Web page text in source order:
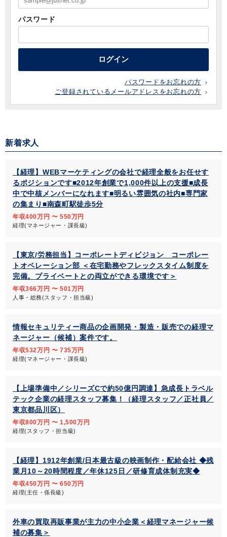
パスワード
ログイン
パスワードをお忘れの方
ご登録されているメールアドレスをお忘れの方
新着求人
【経理】WEBマーケティングの会社で経理全般をお任せす
るポジションです■2012年創業で1,000件以上の支援■成長
中で中核メンバーになれます■明るい雰囲気の社内■専門家
の集まり■南森町駅徒歩5分
年収400万円 〜 550万円
経理(マネージャー・課長級)
【東京/労務担当】コーポレートディビジョン コーポレー
トオペレーション部 ＜在宅勤務やフレックスタイム制度を
完備。プライベートとの両立ができる環境です＞
年収366万円 〜 501万円
人事・総務(スタッフ・担当級)
情報セキュリティー商品の企画開発・製造・販売での経理マ
ネージャー（候補）案件です。
年収532万円 〜 735万円
経理(マネージャー・課長級)
【上場準備中／シリーズCで約50億円調達】急成長トラベル
テック企業の経理スタッフ募集！（経理スタッフ／正社員／
東京都品川区）
年収800万円 〜 1,500万円
経理(スタッフ・担当級)
【経理】1912年創業/日本最古級の映画制作・配給会社 ◆残
業月10～20時間程度／年休125日／研修育成体制充実◆
年収450万円 〜 650万円
経理(主任・係長級)
外車の買取再販事業が主力の中小企業＜経理マネージャー候
補の募集＞